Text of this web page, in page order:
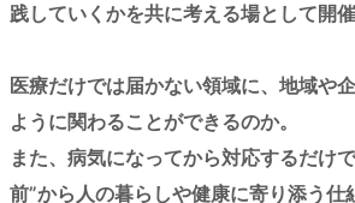
践していくかを共に考える場として開催
医療だけでは届かない領域に、地域や
ように関わることができるのか。
また、病気になってから対応するだけ
前”から人の暮らしや健康に寄り添う仕